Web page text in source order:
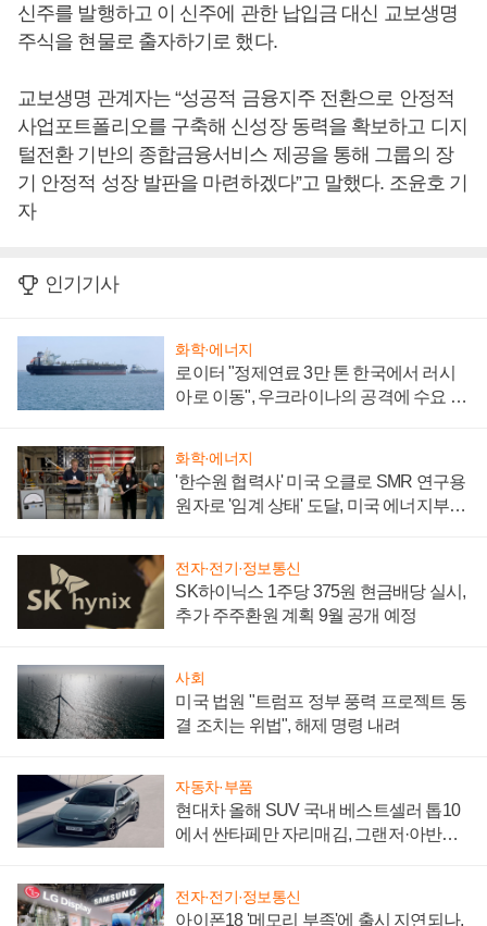
신주를 발행하고 이 신주에 관한 납입금 대신 교보생명
주식을 현물로 출자하기로 했다.
교보생명 관계자는 “성공적 금융지주 전환으로 안정적
사업포트폴리오를 구축해 신성장 동력을 확보하고 디지
털전환 기반의 종합금융서비스 제공을 통해 그룹의 장
기 안정적 성장 발판을 마련하겠다”고 말했다. 조윤호 기
자
인기기사
화학·에너지
로이터 "정제연료 3만 톤 한국에서 러시
아로 이동", 우크라이나의 공격에 수요 늘
화학·에너지
'한수원 협력사' 미국 오클로 SMR 연구용
원자로 '임계 상태' 도달, 미국 에너지부
전자·전기·정보통신
SK하이닉스 1주당 375원 현금배당 실시,
추가 주주환원 계획 9월 공개 예정
사회
미국 법원 "트럼프 정부 풍력 프로젝트 동
결 조치는 위법", 해제 명령 내려
자동차·부품
현대차 올해 SUV 국내 베스트셀러 톱10
에서 싼타페만 자리매김, 그랜저·아반떼
전자·전기·정보통신
아이폰18 '메모리 부족'에 출시 지연되나,